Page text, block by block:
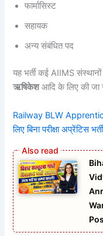
फार्मासिस्ट
सहायक
अन्य संबंधित पद
यह भर्ती कई AIIMS
ऋषिकेशआदि के लिए की जा
Railway BLW
लिए बिना परीक्षा अप्रेंटिस